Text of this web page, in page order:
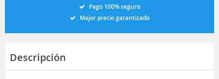
Pago 100% seguro
Mejor precio garantizado
Descripción